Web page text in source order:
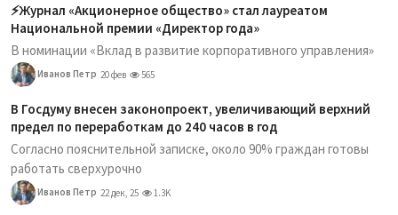
⚡️Журнал «Акционерное общество» стал лауреатом
Национальной премии «Директор года»
В номинации «Вклад в развитие корпоративного управления»
Иванов Петр 20 фев 565
В Госдуму внесен законопроект, увеличивающий верхний
предел по переработкам до 240 часов в год
Согласно пояснительной записке, около 90% граждан готовы
работать сверхурочно
Иванов Петр 22 дек, 25 1.3K